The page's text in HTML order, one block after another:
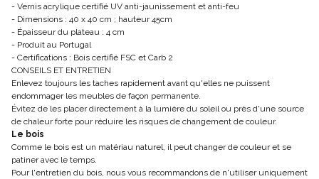
- Vernis acrylique certifié UV anti-jaunissement et anti-feu
- Dimensions : 40 x 40 cm ; hauteur 45cm
- Épaisseur du plateau : 4 cm
- Produit au Portugal
- Certifications : Bois certifié FSC et Carb 2
CONSEILS ET ENTRETIEN
Enlevez toujours les taches rapidement avant qu'elles ne puissent
endommager les meubles de façon permanente.
Évitez de les placer directement à la lumière du soleil ou près d'une source
de chaleur forte pour réduire les risques de changement de couleur.
Le bois
Comme le bois est un matériau naturel, il peut changer de couleur et se
patiner avec le temps.
Pour l'entretien du bois, nous vous recommandons de n'utiliser uniquement